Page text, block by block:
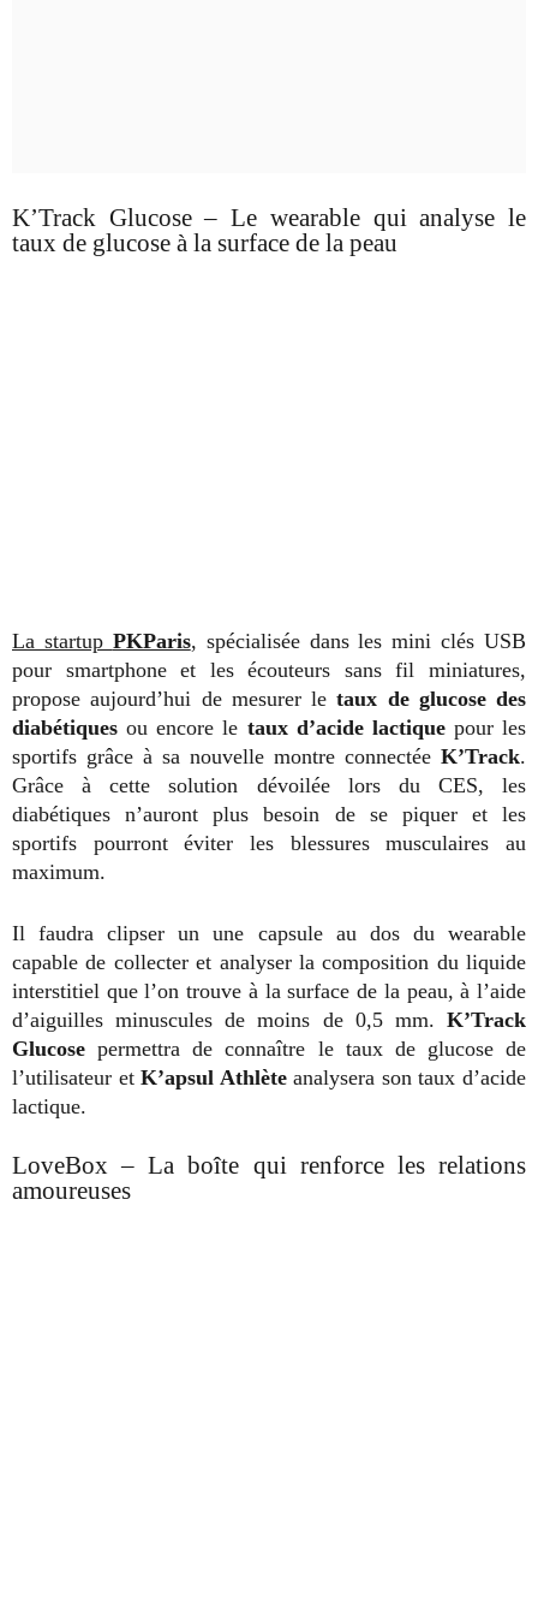
K’Track Glucose – Le wearable qui analyse le
taux de glucose à la surface de la peau
La startup PKParis, spécialisée dans les mini clés USB
pour smartphone et les écouteurs sans fil miniatures,
propose aujourd’hui de mesurer letaux de glucose des
diabétiques ou encore le taux d’acide lactiquepour les
sportifs grâce à sa nouvelle montre connectée K’Track.
Grâce à cette solution dévoilée lors du CES, les
diabétiques n’auront plus besoin de se piquer et les
sportifs pourront éviter les blessures musculaires au
maximum.
Il faudra clipser un une capsule au dos du wearable
capable de collecter et analyser la composition du liquide
interstitiel que l’on trouve à la surface de la peau, à l’aide
d’aiguilles minuscules de moins de 0,5 mm. K’Track
Glucose permettra de connaître le taux de glucose de
l’utilisateur etK’apsul Athlèteanalysera son taux d’acide
lactique.
LoveBox – La boîte qui renforce les relations
amoureuses